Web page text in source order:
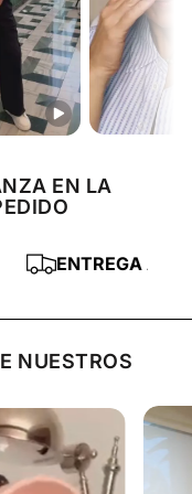
EN LA
ENTREGA AL DÍA
NUESTROS